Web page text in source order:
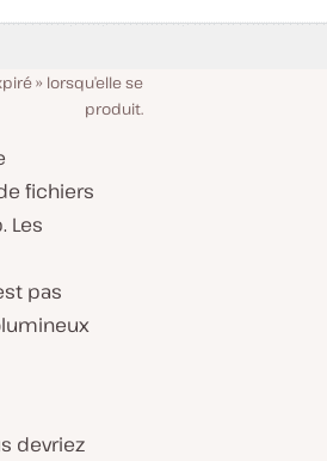
» lorsqu’elle se
produit.
fichiers
Les
pas
devriez